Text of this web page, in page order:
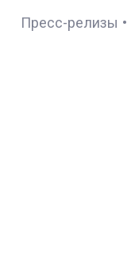
Пресс-релизы •